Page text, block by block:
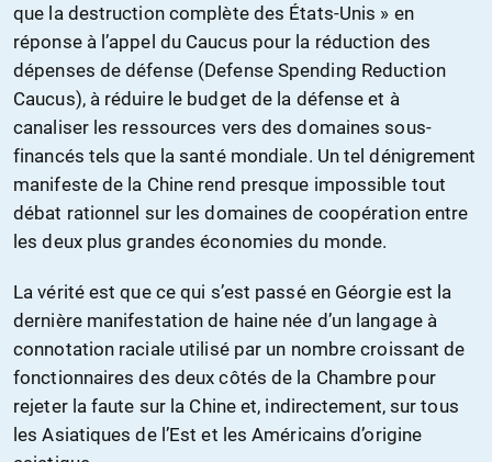
que la destruction complète des États-Unis » en
réponse à l’appel du Caucus pour la réduction des
dépenses de défense (Defense Spending Reduction
Caucus), à réduire le budget de la défense et à
canaliser les ressources vers des domaines sous-
financés tels que la santé mondiale. Un tel dénigrement
manifeste de la Chine rend presque impossible tout
débat rationnel sur les domaines de coopération entre
les deux plus grandes économies du monde.
La vérité est que ce qui s’est passé en Géorgie est la
dernière manifestation de haine née d’un langage à
connotation raciale utilisé par un nombre croissant de
fonctionnaires des deux côtés de la Chambre pour
rejeter la faute sur la Chine et, indirectement, sur tous
les Asiatiques de l’Est et les Américains d’origine